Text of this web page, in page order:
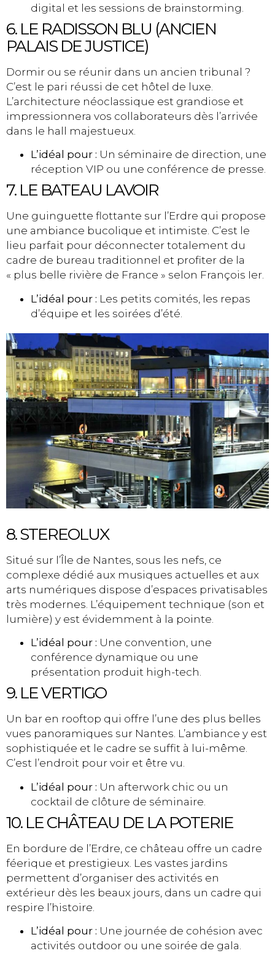
digital et les sessions de brainstorming.
6. LE RADISSON BLU (ANCIEN
PALAIS DE JUSTICE)
Dormir ou se réunir dans un ancien tribunal ?
C’est le pari réussi de cet hôtel de luxe.
L’architecture néoclassique est grandiose et
impressionnera vos collaborateurs dès l’arrivée
dans le hall majestueux.
L’idéal pour : Un séminaire de direction, une
réception VIP ou une conférence de presse.
7. LE BATEAU LAVOIR
Une guinguette flottante sur l’Erdre qui propose
une ambiance bucolique et intimiste. C’est le
lieu parfait pour déconnecter totalement du
cadre de bureau traditionnel et profiter de la
« plus belle rivière de France » selon François Ier.
L’idéal pour : Les petits comités, les repas
d’équipe et les soirées d’été.
8. STEREOLUX
Situé sur l’Île de Nantes, sous les nefs, ce
complexe dédié aux musiques actuelles et aux
arts numériques dispose d’espaces privatisables
très modernes. L’équipement technique (son et
lumière) y est évidemment à la pointe.
L’idéal pour : Une convention, une
conférence dynamique ou une
présentation produit high-tech.
9. LE VERTIGO
Un bar en rooftop qui offre l’une des plus belles
vues panoramiques sur Nantes. L’ambiance y est
sophistiquée et le cadre se suffit à lui-même.
C’est l’endroit pour voir et être vu.
L’idéal pour : Un afterwork chic ou un
cocktail de clôture de séminaire.
10. LE CHÂTEAU DE LA POTERIE
En bordure de l’Erdre, ce château offre un cadre
féerique et prestigieux. Les vastes jardins
permettent d’organiser des activités en
extérieur dès les beaux jours, dans un cadre qui
respire l’histoire.
L’idéal pour : Une journée de cohésion avec
activités outdoor ou une soirée de gala.